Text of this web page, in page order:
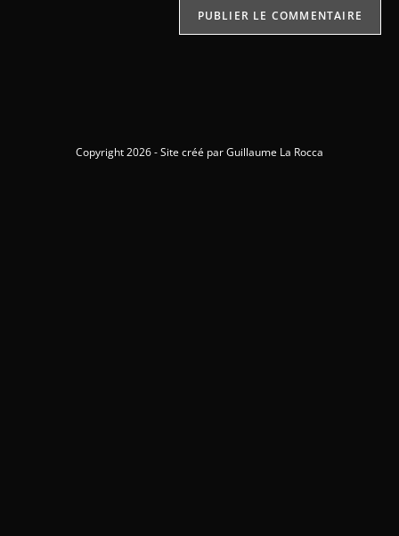
Copyright 2026 - Site créé par Guillaume La Rocca